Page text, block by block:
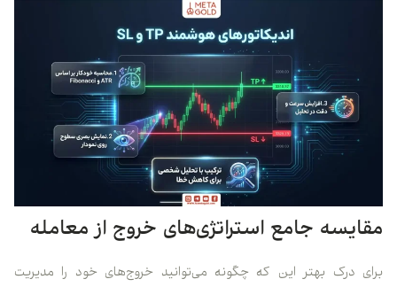
مقایسه جامع استراتژی‌های خروج از معامله
برای درک بهتر این که چگونه می‌توانید خروج‌های خود را مدیریت